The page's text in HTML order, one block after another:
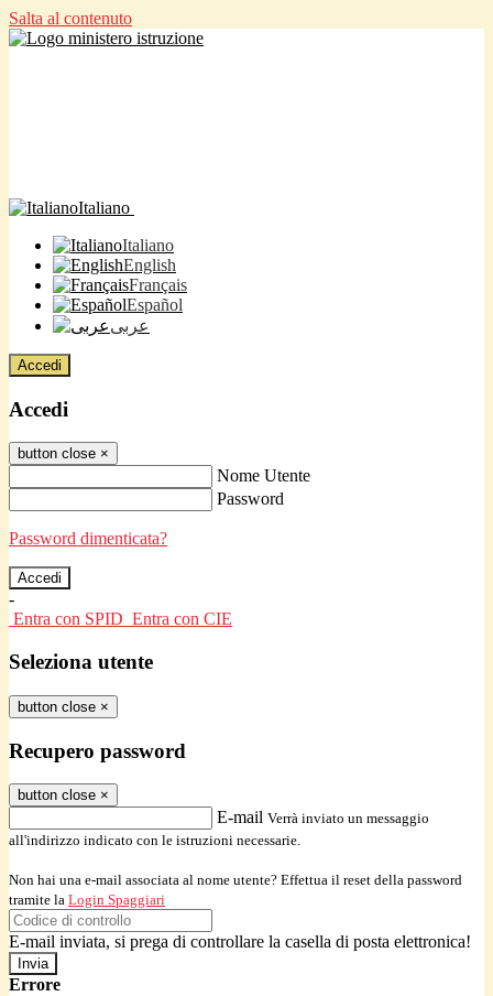
Salta al contenuto
Italiano
Italiano
English
Français
Español
عربى
Accedi
Accedi
button close ×
Nome Utente
Password
Password dimenticata?
-
Entra con SPID Entra con CIE
Seleziona utente
button close ×
Recupero password
button close ×
E-mail Verrà inviato un messaggio
all'indirizzo indicato con le istruzioni necessarie.
Non hai una e-mail associata al nome utente? Effettua il reset della password
tramite la Login Spaggiari
E-mail inviata, si prega di controllare la casella di posta elettronica!
Errore